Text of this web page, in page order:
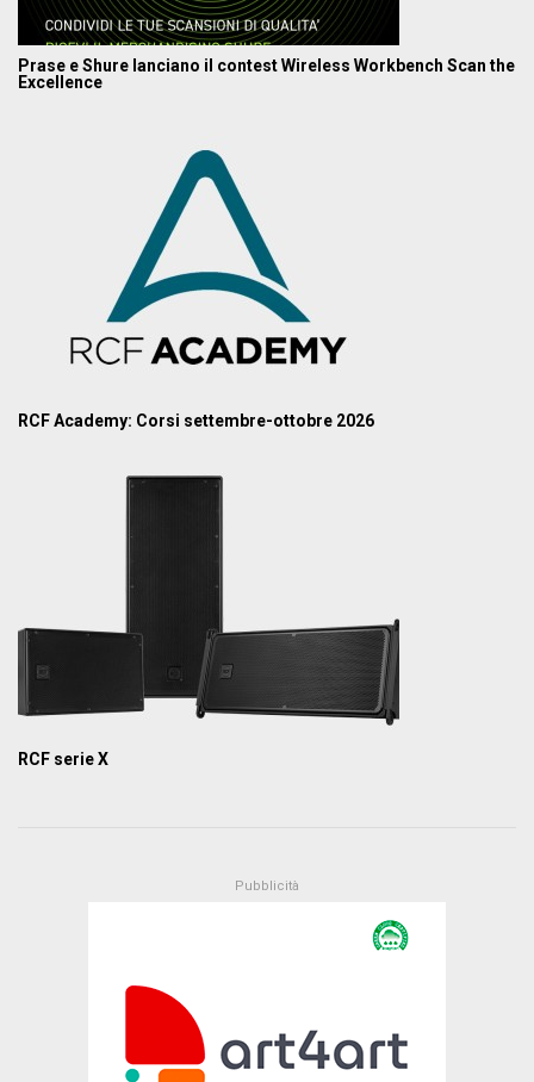
Prase e Shure lanciano il contest Wireless Workbench Scan the
Excellence
RCF Academy: Corsi settembre-ottobre 2026
RCF serie X